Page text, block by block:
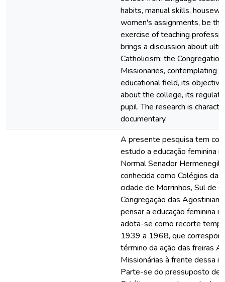
habits, manual skills,
women's assignments, be
exercise of teaching
brings a discussion about
Catholicism; the
Missionaries, contemplating
educational field, its
about the college, its
pupil. The research is
documentary.
A presente pesquisa tem
estudo a educação feminina
Normal Senador
conhecida como Colégios das
cidade de Morrinhos, Sul de
Congregação das
pensar a educação feminina
adota-se como recorte
1939 a 1968, que
término da ação das freiras
Missionárias à frente dessa
Parte-se do pressuposto de